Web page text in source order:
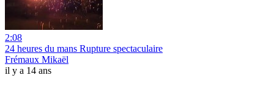
2:08
24 heures du mans Rupture spectaculaire
Frémaux Mikaël
il y a 14 ans